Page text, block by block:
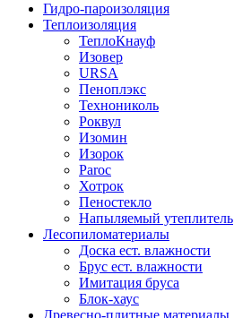
Гидро-пароизоляция
Теплоизоляция
ТеплоКнауф
Изовер
URSA
Пеноплэкс
Технониколь
Роквул
Изомин
Изорок
Paroc
Хотрок
Пеностекло
Напыляемый утеплитель
Лесопиломатериалы
Доска ест. влажности
Брус ест. влажности
Имитация бруса
Блок-хаус
Древесно-плитные материалы